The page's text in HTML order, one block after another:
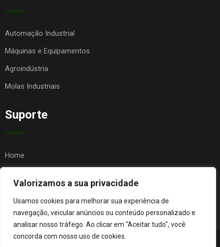
Valorizamos a sua privacidade
Usamos cookies para melhorar sua experiência de
navegação, veicular anúncios ou conteúdo personalizado e
analisar nosso tráfego. Ao clicar em "Aceitar tudo", você
concorda com nosso uso de cookies.
Automação Industrial
Máquinas e Equipamentos
Agroindústria
Molas Industriais
Suporte
Home